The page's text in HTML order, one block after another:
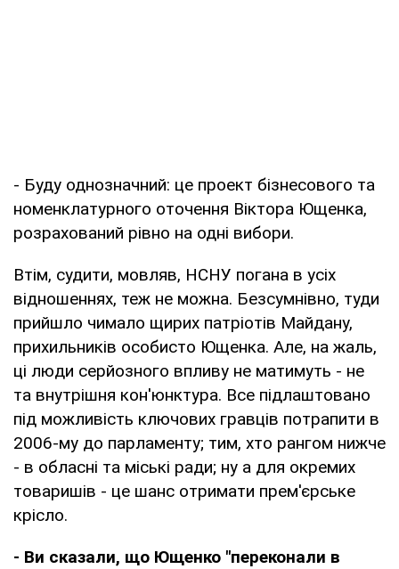
- Буду однозначний: це проект бізнесового та
номенклатурного оточення Віктора Ющенка,
розрахований рівно на одні вибори.
Втім, судити, мовляв, НСНУ погана в усіх
відношеннях, теж не можна. Безсумнівно, туди
прийшло чимало щирих патріотів Майдану,
прихильників особисто Ющенка. Але, на жаль,
ці люди серйозного впливу не матимуть - не
та внутрішня кон'юнктура. Все підлаштовано
під можливість ключових гравців потрапити в
2006-му до парламенту; тим, хто рангом нижче
- в обласні та міські ради; ну а для окремих
товаришів - це шанс отримати прем'єрське
крісло.
- Ви сказали, що Ющенко "переконали в